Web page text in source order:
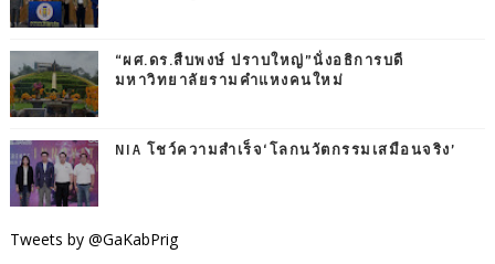
“ผศ.ดร.สืบพงษ์ ปราบใหญ่”นั่งอธิการบดี
มหาวิทยาลัยรามคำแหงคนใหม่
NIA โชว์ความสำเร็จ‘โลกนวัตกรรมเสมือนจริง’
Tweets by @GaKabPrig